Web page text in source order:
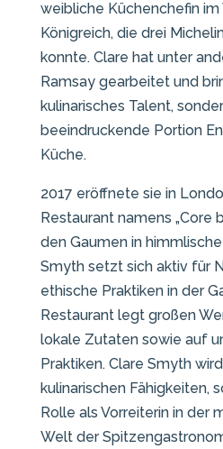
weibliche Küchenchefin im
Königreich, die drei
konnte. Clare hat unter
Ramsay gearbeitet und
kulinarisches Talent,
beeindruckende Portion
Küche.
2017 eröffnete sie in
Restaurant namens „Core
den Gaumen in
Smyth setzt sich aktiv für
ethische Praktiken in der
Restaurant legt großen
lokale Zutaten sowie auf
Praktiken. Clare Smyth
kulinarischen Fähigkeiten,
Rolle als Vorreiterin in der
Welt der